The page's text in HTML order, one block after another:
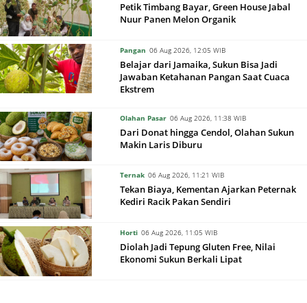
Petik Timbang Bayar, Green House Jabal
Nuur Panen Melon Organik
Pangan 06 Aug 2026, 12:05 WIB
Belajar dari Jamaika, Sukun Bisa Jadi
Jawaban Ketahanan Pangan Saat Cuaca
Ekstrem
Olahan Pasar 06 Aug 2026, 11:38 WIB
Dari Donat hingga Cendol, Olahan Sukun
Makin Laris Diburu
Ternak 06 Aug 2026, 11:21 WIB
Tekan Biaya, Kementan Ajarkan Peternak
Kediri Racik Pakan Sendiri
Horti 06 Aug 2026, 11:05 WIB
Diolah Jadi Tepung Gluten Free, Nilai
Ekonomi Sukun Berkali Lipat